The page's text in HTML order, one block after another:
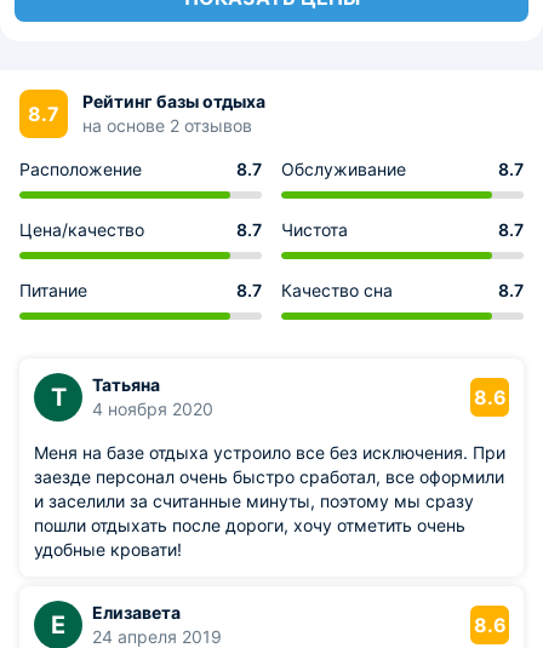
8.7
Рейтинг базы отдыха
на основе 2 отзывов
Расположение 8.7 Обслуживание 8.7
Цена/качество 8.7 Чистота 8.7
Питание 8.7 Качество сна 8.7
Т
Татьяна
4 ноября 2020
8.6
Меня на базе отдыха устроило все без исключения. При
заезде персонал очень быстро сработал, все оформили
и заселили за считанные минуты, поэтому мы сразу
пошли отдыхать после дороги, хочу отметить очень
удобные кровати!
Е
Елизавета
24 апреля 2019
8.6